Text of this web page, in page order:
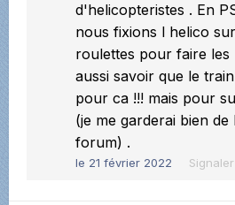
d'helicopteristes . En
nous fixions l helico
roulettes pour faire
aussi savoir que le
pour ca !!! mais pour
(je me garderai bien de
forum) .
le 21 février 2022 Signaler